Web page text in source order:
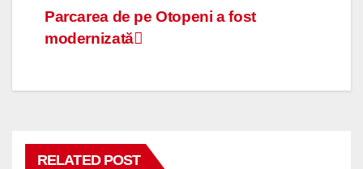
Navigare
articole
Parcarea de pe Otopeni a fost
modernizată
RELATED POST